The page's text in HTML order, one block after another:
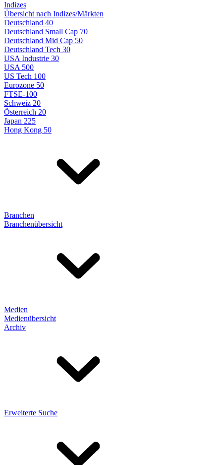
Indizes
Übersicht nach Indizes/Märkten
Deutschland 40
Deutschland Small Cap 70
Deutschland Mid Cap 50
Deutschland Tech 30
USA Industrie 30
USA 500
US Tech 100
Eurozone 50
FTSE-100
Schweiz 20
Österreich 20
Japan 225
Hong Kong 50
Branchen
Branchenübersicht
Medien
Medienübersicht
Archiv
Erweiterte Suche